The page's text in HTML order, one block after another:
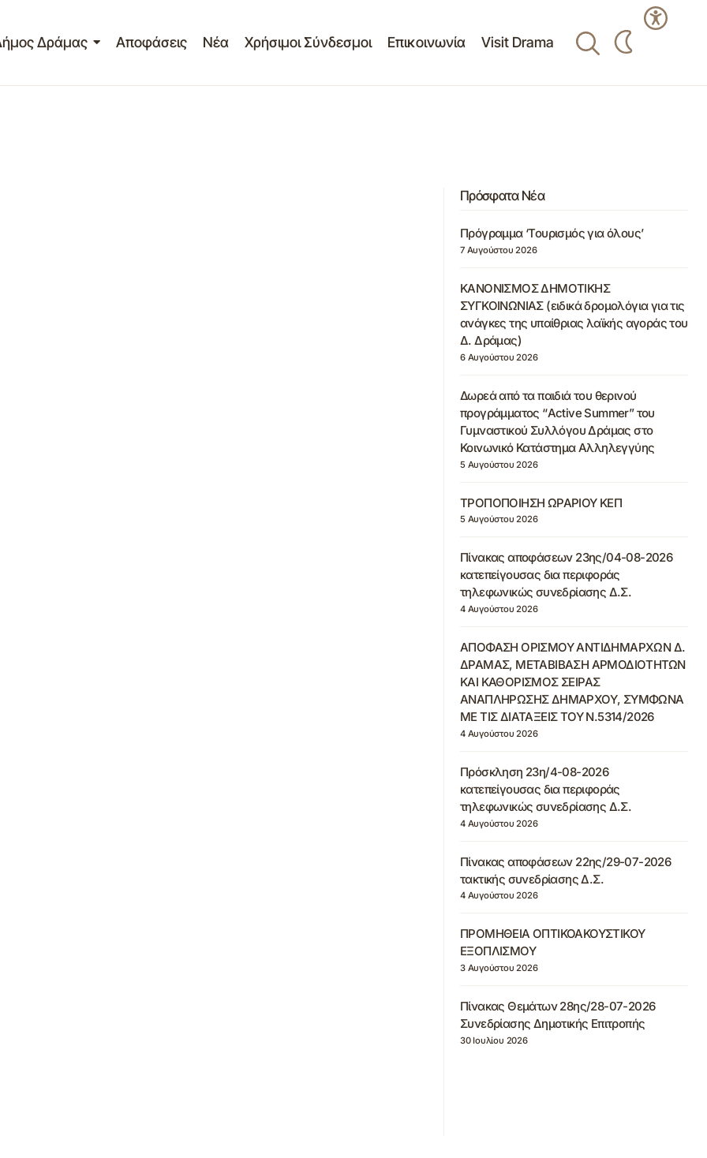
Δράμας Αποφάσεις Νέα Χρήσιμοι Σύνδεσμοι Επικοινωνία Visit Drama
Πρόσφατα Νέα
Πρόγραμμα ‘Τουρισμός για όλους’
7 Αυγούστου 2026
ΚΑΝΟΝΙΣΜΟΣ ΔΗΜΟΤΙΚΗΣ
ΣΥΓΚΟΙΝΩΝΙΑΣ (ειδικά δρομολόγια για τις
ανάγκες της υπαίθριας λαϊκής αγοράς του
Δ. Δράμας)
6 Αυγούστου 2026
Δωρεά από τα παιδιά του θερινού
προγράμματος “Active Summer” του
Γυμναστικού Συλλόγου Δράμας στο
Κοινωνικό Κατάστημα Αλληλεγγύης
5 Αυγούστου 2026
ΤΡΟΠΟΠΟΙΗΣΗ ΩΡΑΡΙΟΥ ΚΕΠ
5 Αυγούστου 2026
Πίνακας αποφάσεων 23ης/04-08-2026
κατεπείγουσας δια περιφοράς
τηλεφωνικώς συνεδρίασης Δ.Σ.
4 Αυγούστου 2026
ΑΠΟΦΑΣΗ ΟΡΙΣΜΟΥ ΑΝΤΙΔΗΜΑΡΧΩΝ Δ.
ΔΡΑΜΑΣ, ΜΕΤΑΒΙΒΑΣΗ ΑΡΜΟΔΙΟΤΗΤΩΝ
ΚΑΙ ΚΑΘΟΡΙΣΜΟΣ ΣΕΙΡΑΣ
ΑΝΑΠΛΗΡΩΣΗΣ ΔΗΜΑΡΧΟΥ, ΣΥΜΦΩΝΑ
ΜΕ ΤΙΣ ΔΙΑΤΑΞΕΙΣ ΤΟΥ Ν.5314/2026
4 Αυγούστου 2026
Πρόσκληση 23η/4-08-2026
κατεπείγουσας δια περιφοράς
τηλεφωνικώς συνεδρίασης Δ.Σ.
4 Αυγούστου 2026
Πίνακας αποφάσεων 22ης/29-07-2026
τακτικής συνεδρίασης Δ.Σ.
4 Αυγούστου 2026
ΠΡΟΜΗΘΕΙΑ ΟΠΤΙΚΟΑΚΟΥΣΤΙΚΟΥ
ΕΞΟΠΛΙΣΜΟΥ
3 Αυγούστου 2026
Πίνακας Θεμάτων 28ης/28-07-2026
Συνεδρίασης Δημοτικής Επιτροπής
30 Ιουλίου 2026